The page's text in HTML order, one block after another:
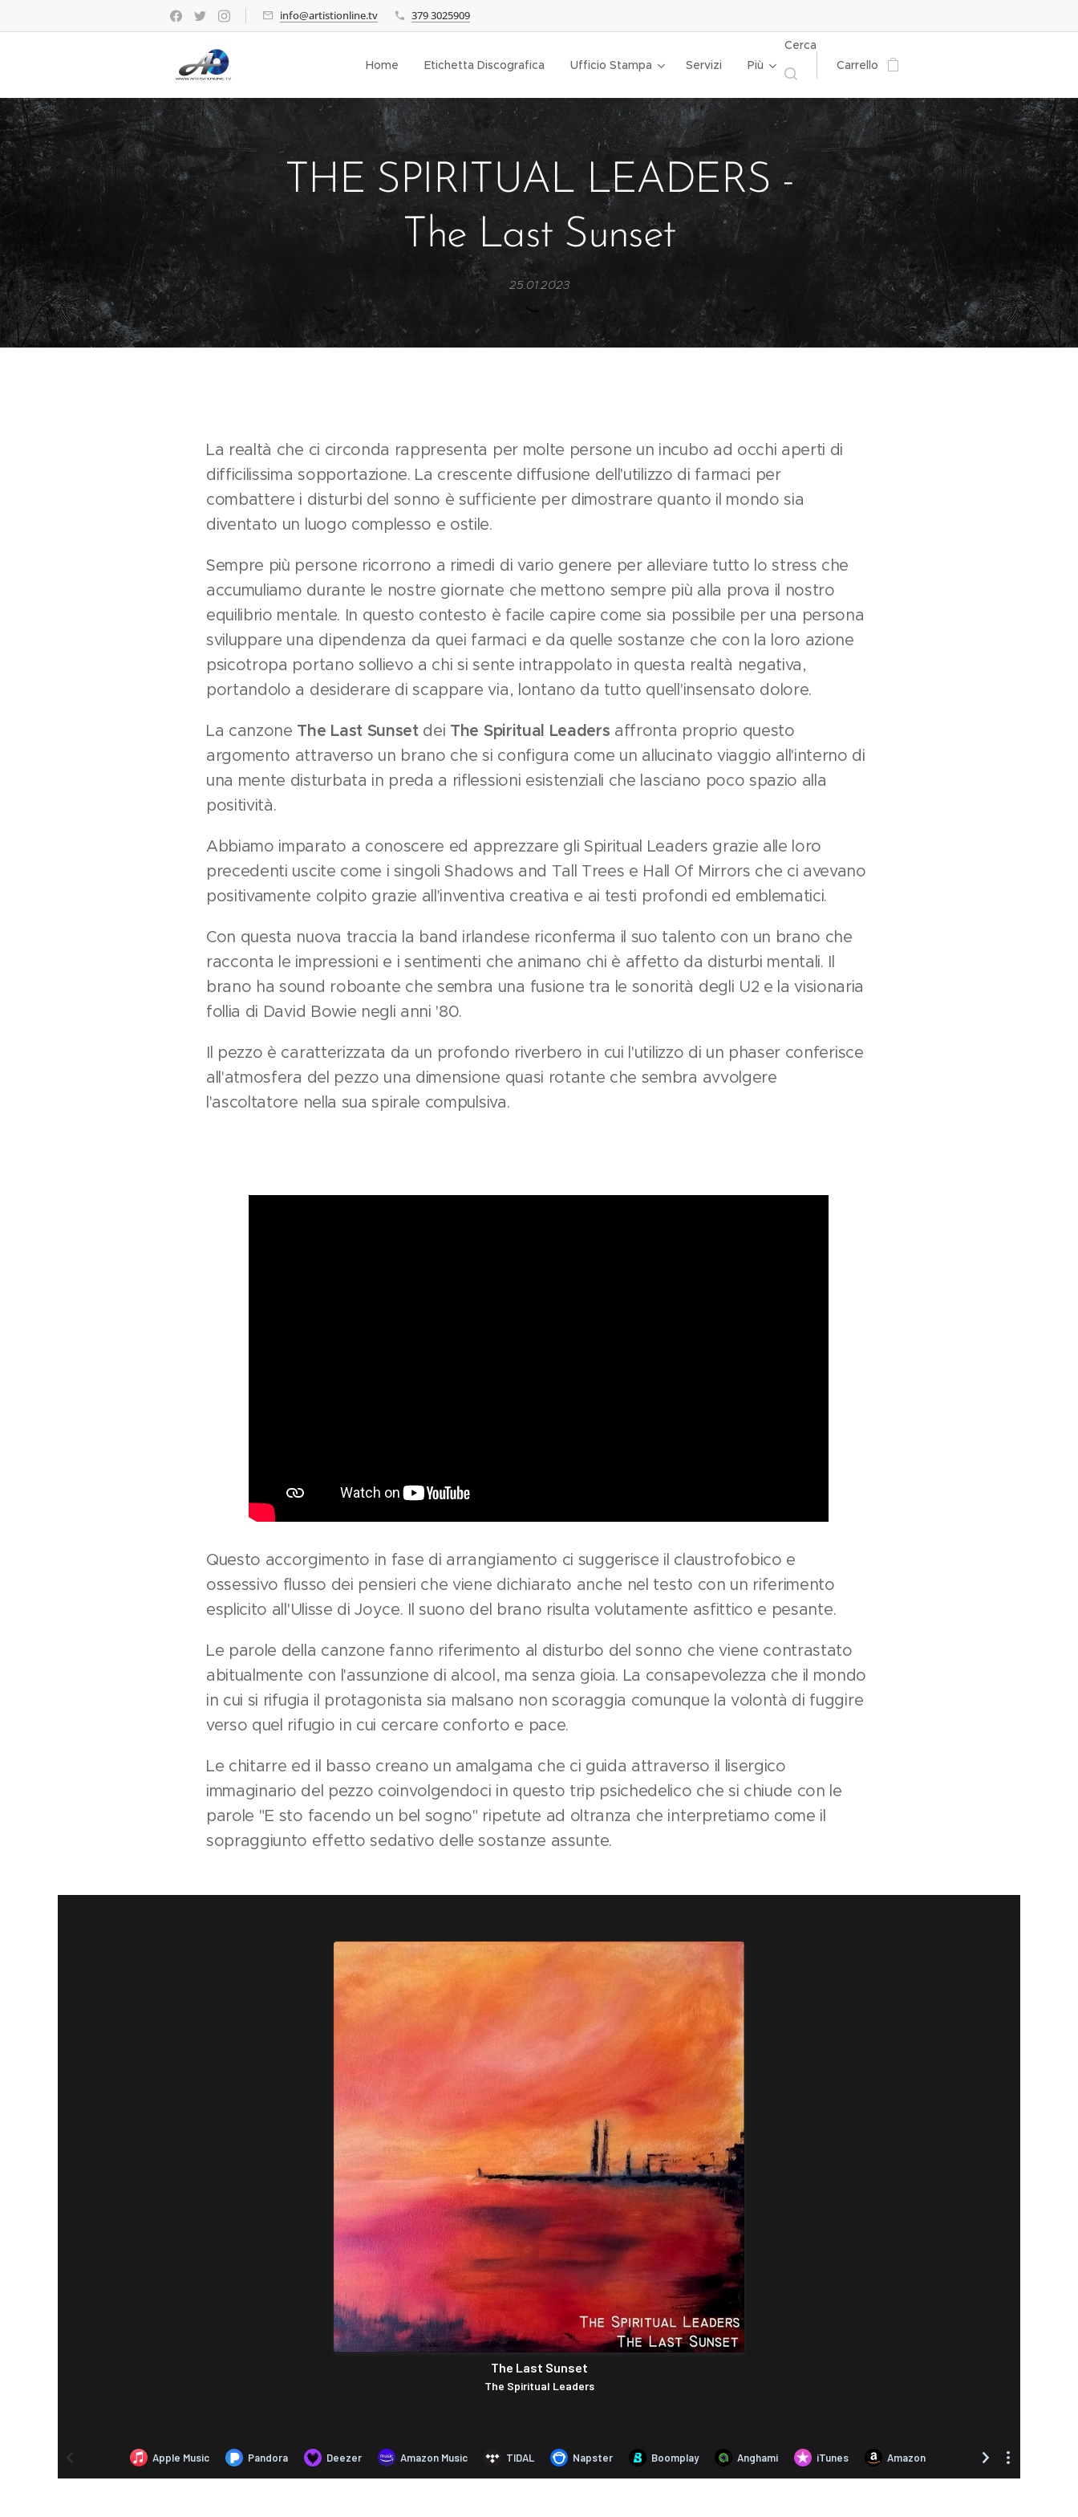
info@artistionline.tv 379 3025909
Home Etichetta Discografica Ufficio Stampa Servizi Più
Cerca
Carrello
THE SPIRITUAL LEADERS -
The Last Sunset
25.01.2023
La realtà che ci circonda rappresenta per molte persone un incubo ad occhi aperti di
difficilissima sopportazione. La crescente diffusione dell'utilizzo di farmaci per
combattere i disturbi del sonno è sufficiente per dimostrare quanto il mondo sia
diventato un luogo complesso e ostile.
Sempre più persone ricorrono a rimedi di vario genere per alleviare tutto lo stress che
accumuliamo durante le nostre giornate che mettono sempre più alla prova il nostro
equilibrio mentale. In questo contesto è facile capire come sia possibile per una persona
sviluppare una dipendenza da quei farmaci e da quelle sostanze che con la loro azione
psicotropa portano sollievo a chi si sente intrappolato in questa realtà negativa,
portandolo a desiderare di scappare via, lontano da tutto quell'insensato dolore.
La canzone The Last Sunsetdei The Spiritual Leaders affronta proprio questo
argomento attraverso un brano che si configura come un allucinato viaggio all'interno di
una mente disturbata in preda a riflessioni esistenziali che lasciano poco spazio alla
positività.
Abbiamo imparato a conoscere ed apprezzare gli Spiritual Leaders grazie alle loro
precedenti uscite come i singoli Shadows and Tall Trees e Hall Of Mirrors che ci avevano
positivamente colpito grazie all'inventiva creativa e ai testi profondi ed emblematici.
Con questa nuova traccia la band irlandese riconferma il suo talento con un brano che
racconta le impressioni e i sentimenti che animano chi è affetto da disturbi mentali. Il
brano ha sound roboante che sembra una fusione tra le sonorità degli U2 e la visionaria
follia di David Bowie negli anni '80.
Il pezzo è caratterizzata da un profondo riverbero in cui l'utilizzo di un phaser conferisce
all'atmosfera del pezzo una dimensione quasi rotante che sembra avvolgere
l'ascoltatore nella sua spirale compulsiva.
Questo accorgimento in fase di arrangiamento ci suggerisce il claustrofobico e
ossessivo flusso dei pensieri che viene dichiarato anche nel testo con un riferimento
esplicito all'Ulisse di Joyce. Il suono del brano risulta volutamente asfittico e pesante.
Le parole della canzone fanno riferimento al disturbo del sonno che viene contrastato
abitualmente con l'assunzione di alcool, ma senza gioia. La consapevolezza che il mondo
in cui si rifugia il protagonista sia malsano non scoraggia comunque la volontà di fuggire
verso quel rifugio in cui cercare conforto e pace.
Le chitarre ed il basso creano un amalgama che ci guida attraverso il lisergico
immaginario del pezzo coinvolgendoci in questo trip psichedelico che si chiude con le
parole "E sto facendo un bel sogno" ripetute ad oltranza che interpretiamo come il
sopraggiunto effetto sedativo delle sostanze assunte.